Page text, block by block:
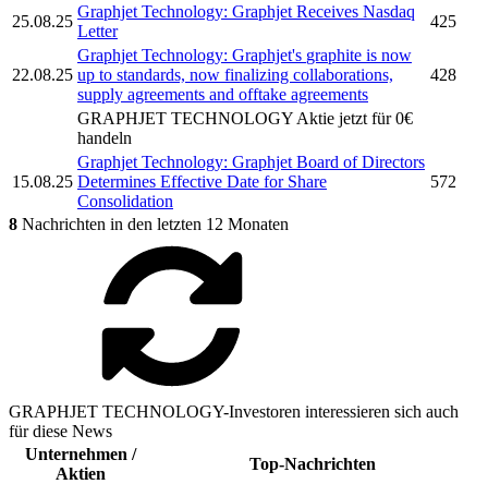
25.08.25
Graphjet Technology: Graphjet Receives Nasdaq
Letter
425
22.08.25
Graphjet Technology: Graphjet's graphite is now
up to standards, now finalizing collaborations,
supply agreements and offtake agreements
428
GRAPHJET TECHNOLOGY Aktie jetzt für 0€
handeln
15.08.25
Graphjet Technology: Graphjet Board of Directors
Determines Effective Date for Share
Consolidation
572
8 Nachrichten in den letzten 12 Monaten
GRAPHJET TECHNOLOGY-Investoren interessieren sich auch
für diese News
Unternehmen /
Aktien
Top-Nachrichten